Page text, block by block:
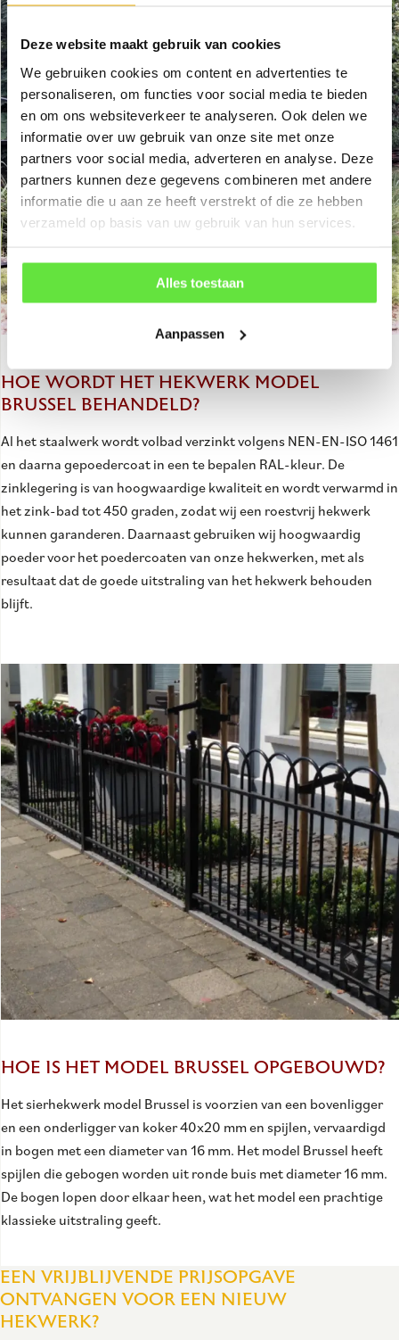
Deze website maakt gebruik van cookies
We gebruiken cookies om content en advertenties te
personaliseren, om functies voor social media te bieden
en om ons websiteverkeer te analyseren. Ook delen we
informatie over uw gebruik van onze site met onze
partners voor social media, adverteren en analyse. Deze
partners kunnen deze gegevens combineren met andere
informatie die u aan ze heeft verstrekt of die ze hebben
verzameld op basis van uw gebruik van hun services.
Alles toestaan
Aanpassen
HOE WORDT HET HEKWERK MODEL
BRUSSEL BEHANDELD?
Al het staalwerk wordt volbad verzinkt volgens NEN-EN-ISO 1461
en daarna gepoedercoat in een te bepalen RAL-kleur. De
zinklegering is van hoogwaardige kwaliteit en wordt verwarmd in
het zink-bad tot 450 graden, zodat wij een roestvrij hekwerk
kunnen garanderen. Daarnaast gebruiken wij hoogwaardig
poeder voor het poedercoaten van onze hekwerken, met als
resultaat dat de goede uitstraling van het hekwerk behouden
blijft.
HOE IS HET MODEL BRUSSEL OPGEBOUWD?
Het sierhekwerk model Brussel is voorzien van een bovenligger
en een onderligger van koker 40x20 mm en spijlen, vervaardigd
in bogen met een diameter van 16 mm. Het model Brussel heeft
spijlen die gebogen worden uit ronde buis met diameter 16 mm.
De bogen lopen door elkaar heen, wat het model een prachtige
klassieke uitstraling geeft.
EEN VRIJBLIJVENDE PRIJSOPGAVE
ONTVANGEN VOOR EEN NIEUW
HEKWERK?